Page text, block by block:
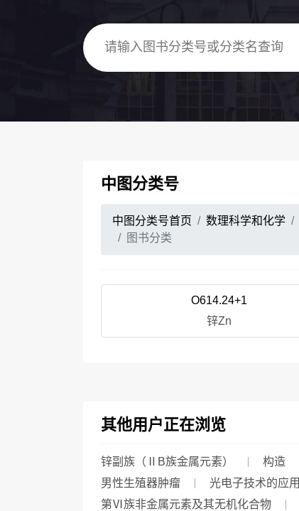
中图分类号
中图分类号首页 数理科学和化学
图书分类
O614.24+1
锌Zn
其他用户正在浏览
锌副族（ⅡB族金属元素） 构造
男性生殖器肿瘤
光电子技术的应用
第Ⅵ族非金属元素及其无机化合物